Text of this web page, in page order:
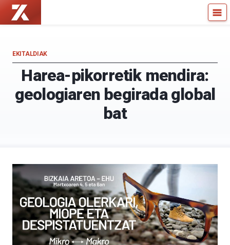
Zientzia
Kultura
Katedra
Kultura
Harea-pikorretik mendira:
geologiaren begirada global
bat
EKITALDIAK